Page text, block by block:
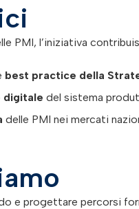
PMI, l’iniziativa
best practice della
digitale del sistema
delle PMI nei mercati
e progettare percorsi